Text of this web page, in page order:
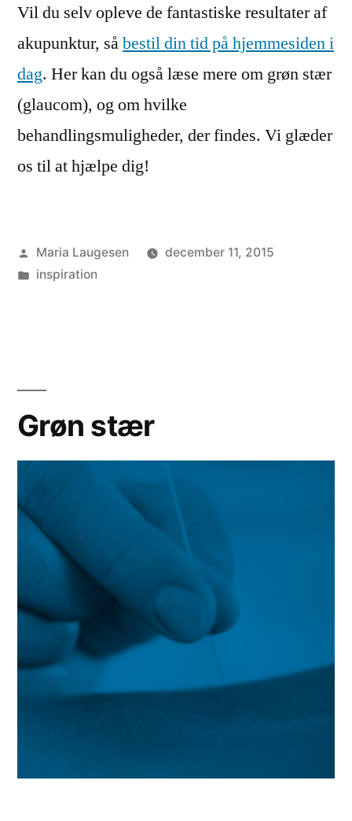
Vil du selv opleve de fantastiske resultater af
akupunktur, såbestil din tid på hjemmesiden i
dag. Her kan du også læse mere om grøn stær
(glaucom), og om hvilke
behandlingsmuligheder, der findes. Vi glæder
os til at hjælpe dig!
Posted
by
Maria Laugesen
december 11, 2015
Posted
inspiration
Grøn stær